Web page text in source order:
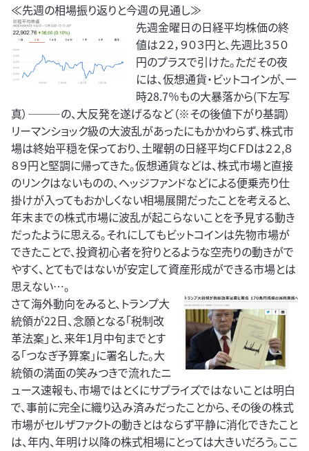
≪先週の相場振り返りと今週の見通し≫
先週金曜日の日経平均株価の終
値は２２，９０３円と、先週比３５０
円のプラスで引けた。ただその夜
には、仮想通貨・ビットコインが、一
時28.7％もの大暴落から(下左写
真）―――の、大反発を遂げるなど（※その後値下がり基調）
リーマンショック級の大波乱があったにもかかわらず、株式市
場は終始平穏を保っており、土曜朝の日経平均ＣＦＤは２２,８
８９円と堅調に帰ってきた。仮想通貨などは、株式市場と直接
のリンクはないものの、ヘッジファンドなどによる便乗売り仕
掛けが入ってもおかしくない相場展開だったことを考えると、
年末までの株式市場に波乱が起こらないことを予見する動き
だったように思える。それにしてもビットコインは先物市場が
できたことで、投資初心者を狩りとるような空売りの動きがで
やすく、とてもではないが安定して資産形成ができる市場とは
思えない…。
さて海外動向をみると、トランプ大
統領が22日、念願となる「税制改
革法案」と、来年1月中旬までとす
る「つなぎ予算案」に署名した。大
統領の満面の笑みつきで流れたニ
ュース速報も、市場ではとくにサプライズではないことは明白
で、事前に完全に織り込み済みだったことから、その後の株式
市場がセルザファクトの動きとはならず平静に消化できたこと
は、年内、年明け以降の株式相場にとっては大きいだろう。ここ